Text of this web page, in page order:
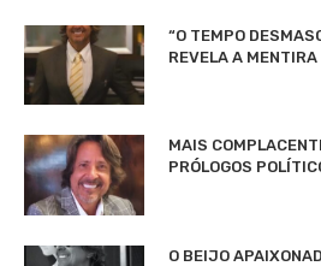
“O TEMPO
REVELA A MENTIRA
MAIS
PRÓLOGOS
O BEIJO